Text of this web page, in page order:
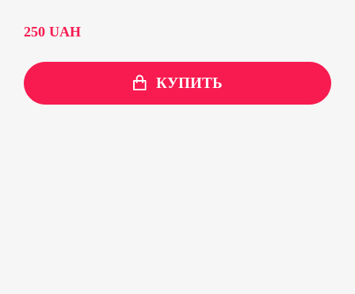
250 UAH
КУПИТЬ